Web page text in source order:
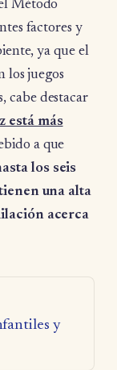
Método
factores y
ya que el
los juegos
cabe destacar
está más
a que
los seis
una alta
acerca
y